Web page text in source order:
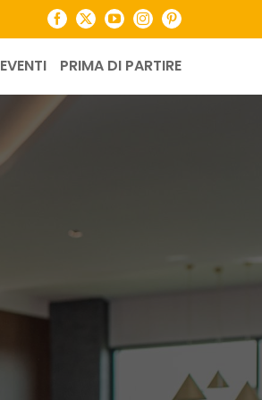
Facebook
X YouTubeInstagramPinterest
EVENTI PRIMA DI PARTIRE